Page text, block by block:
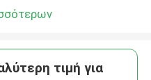
τιμή για